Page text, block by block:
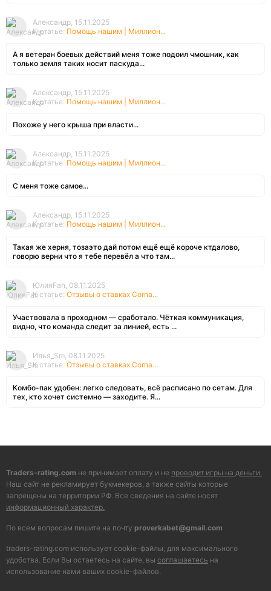
Александр, 15.11.2025
К статье: Помощь нашим | Миллион...
А я ветеран боевых действий меня тоже подоил чмошник, как
только земля таких носит паскуда...
Александр, 15.11.2025
К статье: Помощь нашим | Миллион...
Похоже у него крыша при власти...
Александр, 15.11.2025
К статье: Помощь нашим | Миллион...
С меня тоже самое...
Александр, 15.11.2025
К статье: Помощь нашим | Миллион...
Такая же херня, тозаэто дай потом ещё ещё короче ктдалово,
говорю верни что я тебе перевёл а что там...
ЮлияFan, 08.11.2025
К статье: Отзывы о ставках Corna...
Участвовала в проходном — сработало. Чёткая коммуникация,
видно, что команда следит за линией, есть ...
Илья_Sm, 08.11.2025
К статье: Отзывы о ставках Corna...
Комбо-пак удобен: легко следовать, всё расписано по сетам. Для
тех, кто хочет системно — заходите. Я...
Traders-rating.com не принимает оплату и не проводит игры на деньги.
Наш сайт не рекламирует букмекеров, а также сайты которые
запрещены на территории РФ. Все сведения на сайте носят
информационный характер.
По всем вопросам пишите на почту proverkabet@gmail.com
traders-rating.com использует cookie-файлы, для максимального
удобства. Если Вы остаетесь на сайте, вы соглашаетесь на
использование нами ваших cookie-файлов.